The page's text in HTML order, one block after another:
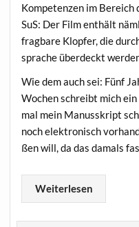
Kom­pe­ten­zen im
SuS: Der Film ent­hält
frag­ba­re Klop­fer, die
spra­che über­deckt
Wie dem auch sei: Fünf
Wochen schreibt mich
mal mein Manu­sskript
noch elek­tro­nisch
ßen will, da das damals
Wei­ter­le­sen